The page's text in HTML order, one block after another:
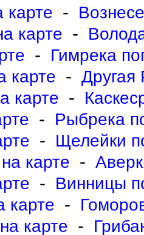
-
карте -
-
Гимрека
карте - Другая
карте -
-
Рыбрека
-
Щелейки
карте -
-
инницы
карте -
карте -